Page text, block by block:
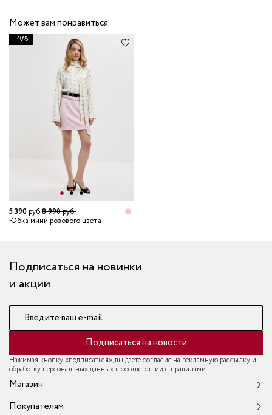
Может вам понравиться
-40%
5 390руб.8 990руб.
Юбка мини розового цвета
Подписаться на новинки
и акции
Введите ваш e-mail
Подписаться на новости
Нажимая кнопку «подписаться», вы даёте согласие на рекламную рассылку и
обработку персональных данных в соответствии с правилами.
Магазин
Покупателям